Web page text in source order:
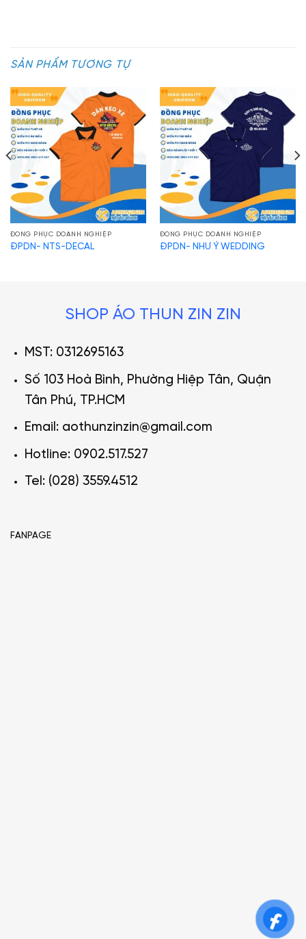
SẢN PHẨM TƯƠNG TỰ
ĐỒNG PHỤC DOANH NGHIỆP
ĐPDN- NTS-DECAL
ĐỒNG PHỤC DOANH NGHIỆP
ĐPDN- NHƯ Ý WEDDING
SHOP ÁO THUN ZIN ZIN
MST: 0312695163
Số 103 Hoà Bình, Phường Hiệp Tân, Quận
Tân Phú, TP.HCM
Email: aothunzinzin@gmail.com
Hotline: 0902.517.527
Tel: (028) 3559.4512
FANPAGE